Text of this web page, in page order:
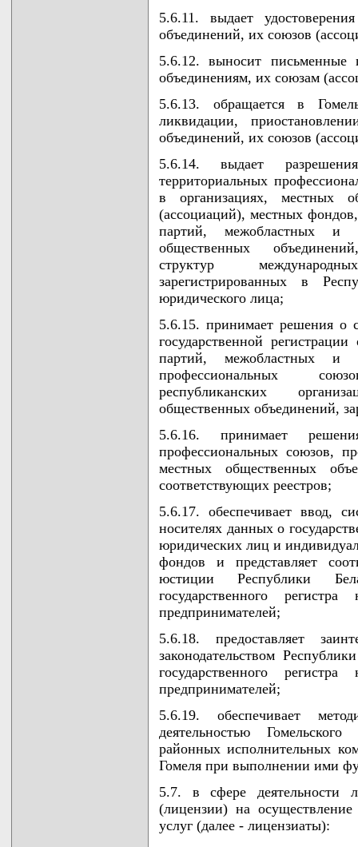
5.6.11. выдает
объединений, их союзов
5.6.12. выносит письменные
объединениям, их союзам
5.6.13. обращается в
ликвидации,
объединений, их союзов
5.6.14. выдает
территориальных
в организациях, местных
(ассоциаций), местных
партий, межобластных и
общественных
структур
зарегистрированных в
юридического лица;
5.6.15. принимает решения о
государственной
партий, межобластных и
профессиональных
республиканских
общественных объединений,
5.6.16. принимает
профессиональных союзов,
местных общественных
соответствующих реестров;
5.6.17. обеспечивает ввод,
носителях данных о
юридических лиц и
фондов и представляет
юстиции Республики
государственного
предпринимателей;
5.6.18. предоставляет
законодательством
государственного
предпринимателей;
5.6.19. обеспечивает
деятельностью
районных исполнительных
Гомеля при выполнении ими
5.7. в сфере деятельности
(лицензии) на
услуг (далее - лицензиаты):